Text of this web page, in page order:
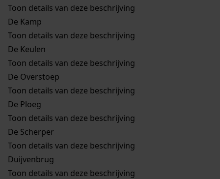
Toon details van deze beschrijving
De Kamp
Toon details van deze beschrijving
De Keulen
Toon details van deze beschrijving
De Overstoep
Toon details van deze beschrijving
De Ploeg
Toon details van deze beschrijving
De Scherper
Toon details van deze beschrijving
Duijvenbrug
Toon details van deze beschrijving